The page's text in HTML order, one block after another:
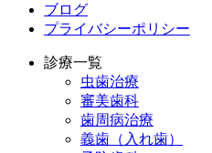
ブログ
プライバシーポリシー
診療一覧
虫歯治療
審美歯科
歯周病治療
義歯（入れ歯）